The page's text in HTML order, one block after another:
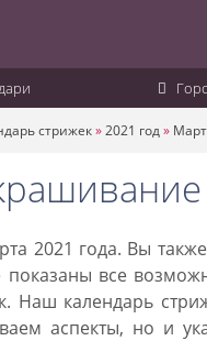
стрижек»2021 год» Март
2021 года. Вы
показаны все
Наш календарь
аспекты, но и